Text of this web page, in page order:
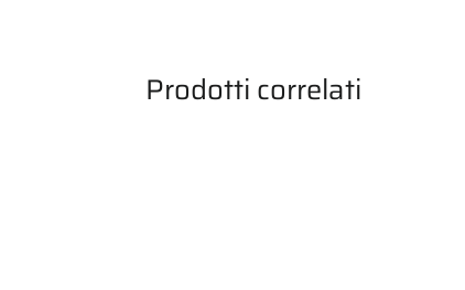
Prodotti correlati